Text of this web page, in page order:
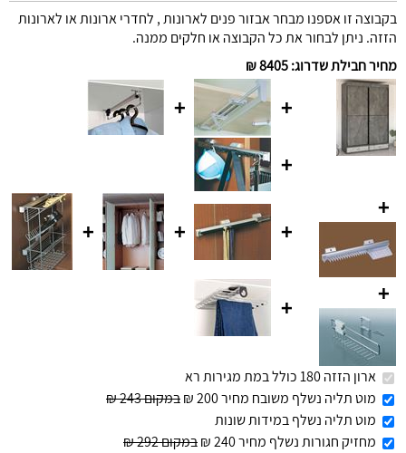
בקבוצה זו אספנו מבחר אבזור פנים לארונות , לחדרי ארונות או לארונות
הזזה. ניתן לבחור את כל הקבוצה או חלקים ממנה.
מחיר חבילת שדרוג:
8405 ₪
+
+
+
+
+
+
+
+
+
ארון הזזה 180 כולל במת מגירות רא
מוט תליה נשלף משובח מחיר 200 ₪
במקום 243 ₪
מוט תליה נשלף במידות שונות
מחזיק חגורות נשלף מחיר 240 ₪
במקום 292 ₪